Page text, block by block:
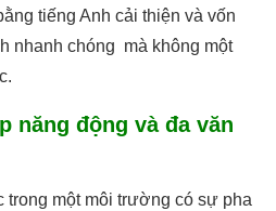
tiếng Anh cải thiện và vốn
nhanh chóng mà không một
năng động và đa văn
trong một môi trường có sự pha